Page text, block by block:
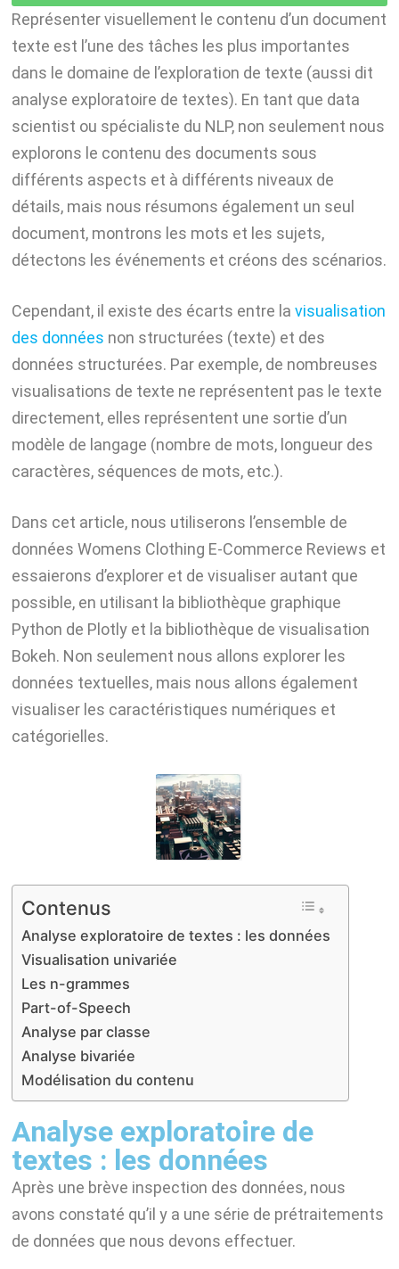
n
p
rL
Représenter visuellement le contenu d’un document
texte est l’une des tâches les plus importantes
dans le domaine de l’exploration de texte (aussi dit
analyse exploratoire de textes). En tant que data
scientist ou spécialiste du NLP, non seulement nous
explorons le contenu des documents sous
différents aspects et à différents niveaux de
détails, mais nous résumons également un seul
document, montrons les mots et les sujets,
détectons les événements et créons des scénarios.
Cependant, il existe des écarts entre la visualisation
des données non structurées (texte) et des
données structurées. Par exemple, de nombreuses
visualisations de texte ne représentent pas le texte
directement, elles représentent une sortie d’un
modèle de langage (nombre de mots, longueur des
caractères, séquences de mots, etc.).
Dans cet article, nous utiliserons l’ensemble de
données Womens Clothing E-Commerce Reviews et
essaierons d’explorer et de visualiser autant que
possible, en utilisant la bibliothèque graphique
Python de Plotly et la bibliothèque de visualisation
Bokeh. Non seulement nous allons explorer les
données textuelles, mais nous allons également
visualiser les caractéristiques numériques et
catégorielles.
Contenus
Analyse exploratoire de textes : les données
Visualisation univariée
Les n-grammes
Part-of-Speech
Analyse par classe
Analyse bivariée
Modélisation du contenu
Analyse exploratoire de
textes : les données
Après une brève inspection des données, nous
avons constaté qu’il y a une série de prétraitements
de données que nous devons effectuer.